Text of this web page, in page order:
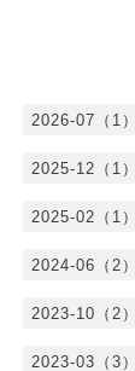
2026-07（1）
2025-12（1）
2025-02（1）
2024-06（2）
2023-10（2）
2023-03（3）